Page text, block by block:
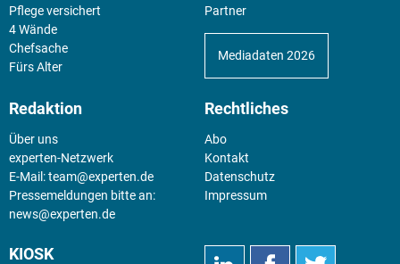
Pflege versichert
4 Wände
Chefsache
Fürs Alter
Partner
Mediadaten 2026
Redaktion
Über uns
experten-Netzwerk
E-Mail:team@experten.de
Pressemeldungen bitte an:
news@experten.de
Rechtliches
Abo
Kontakt
Datenschutz
Impressum
KIOSK